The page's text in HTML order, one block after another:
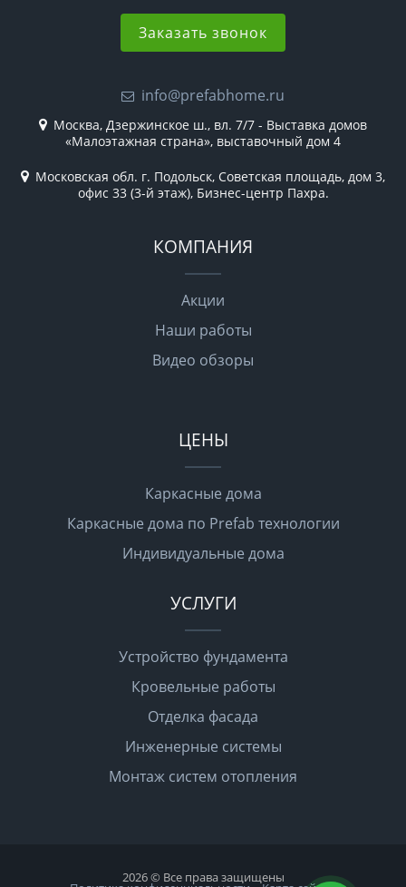
Заказать звонок
info@prefabhome.ru
Москва, Дзержинское ш., вл. 7/7 - Выставка домов
«Малоэтажная страна», выставочный дом 4
Московская обл. г. Подольск, Советская площадь, дом 3,
офис 33 (3-й этаж), Бизнес-центр Пахра.
КОМПАНИЯ
Акции
Наши работы
Видео обзоры
ЦЕНЫ
Каркасные дома
Каркасные дома по Prefab технологии
Индивидуальные дома
УСЛУГИ
Устройство фундамента
Кровельные работы
Отделка фасада
Инженерные системы
Монтаж систем отопления
2026 © Все права защищены